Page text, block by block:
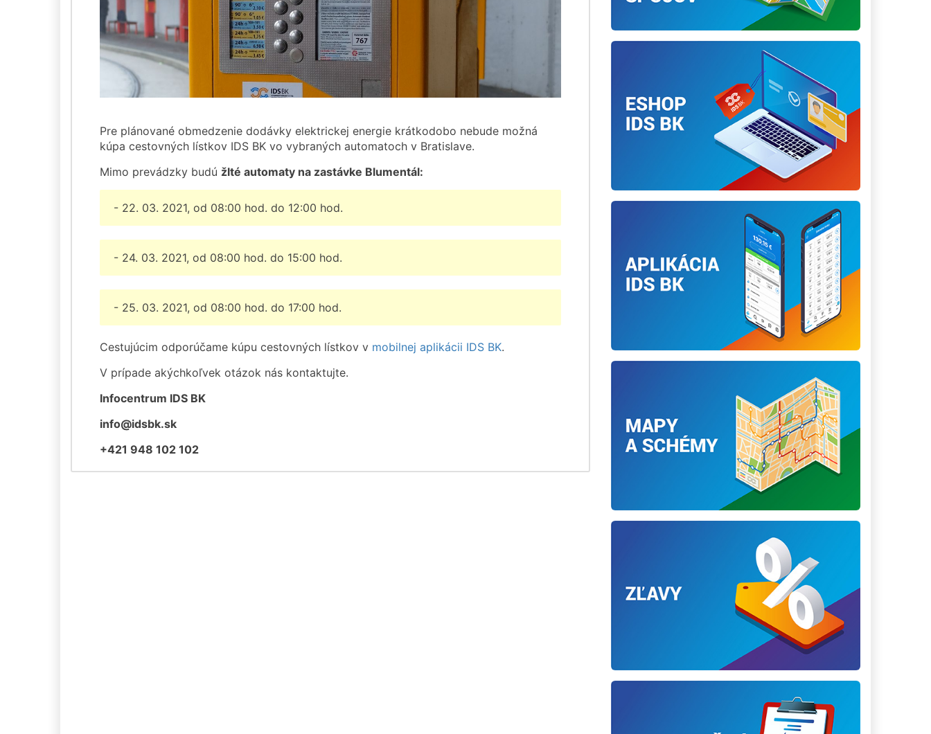
Pre plánované obmedzenie dodávky elektrickej energie krátkodobo nebude možná
kúpa cestovných lístkov IDS BK vo vybraných automatoch v Bratislave.
Mimo prevádzky budú žlté automaty na zastávke Blumentál:
- 22. 03. 2021, od 08:00 hod. do 12:00 hod.
- 24. 03. 2021, od 08:00 hod. do 15:00 hod.
- 25. 03. 2021, od 08:00 hod. do 17:00 hod.
Cestujúcim odporúčame kúpu cestovných lístkov v mobilnej aplikácii IDS BK.
V prípade akýchkoľvek otázok nás kontaktujte.
Infocentrum IDS BK
info@idsbk.sk
+421 948 102 102